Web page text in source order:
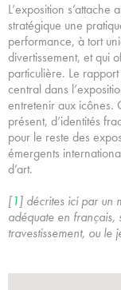
L’exposition
stratégique une
performance, à tort
divertissement, et qui
particulière. Le
central dans
entretenir aux icônes.
présent, d’identités
pour le reste des
émergents
d’art.
[1] décrites ici par un
adéquate en français,
travestissement, ou le